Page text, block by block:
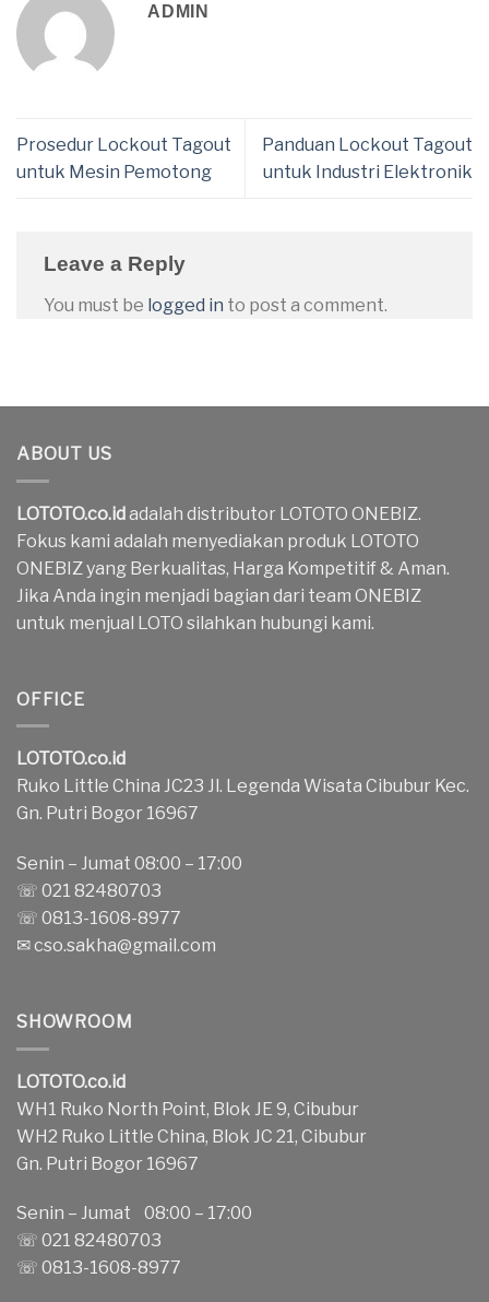
ADMIN
Prosedur Lockout Tagout
untuk Mesin Pemotong
Panduan Lockout Tagout
untuk Industri Elektronik
Leave a Reply
You must be logged in to post a comment.
ABOUT US
LOTOTO.co.idadalah distributor LOTOTO ONEBIZ.
Fokus kami adalah menyediakan produk LOTOTO
ONEBIZ yang Berkualitas, Harga Kompetitif & Aman.
Jika Anda ingin menjadi bagian dari team ONEBIZ
untuk menjual LOTO silahkan hubungi kami.
OFFICE
LOTOTO.co.id
Ruko Little China JC23 Jl. Legenda Wisata Cibubur Kec.
Gn. Putri Bogor 16967
Senin – Jumat 08:00 – 17:00
☏ 021 82480703
☏ 0813-1608-8977
✉cso.sakha@gmail.com
SHOWROOM
LOTOTO.co.id
WH1 Ruko North Point, Blok JE 9, Cibubur
WH2 Ruko Little China, Blok JC 21, Cibubur
Gn. Putri Bogor 16967
Senin – Jumat 08:00 – 17:00
☏ 021 82480703
☏ 0813-1608-8977